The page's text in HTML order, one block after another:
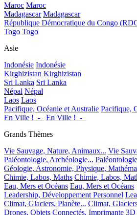
Maroc Maroc
Madagascar Madagascar
République Démocratique du Congo
Togo Togo
Asie
Indonésie Indonésie
Kirghizistan Kirghizistan
Sri Lanka Sri Lanka
Népal Népal
Laos Laos
Pacifique, Océanie et Australie Pacifique,
En Ville !_-_
En Ville !_-_
Grands Thèmes
Vie Sauvage, Nature, Animaux... Vie
Paléontologie, Archéologie...
Géologie, Astronomie, Physique,
Chimie, Labos, Maths Chimie, Labos,
Eau, Mers et Océans Eau, Mers et Océans
Leadership, Développement Personnel
Climat, Glaciers, Planète... Climat,
Drones, Objets Connectés, Imprimante 3D